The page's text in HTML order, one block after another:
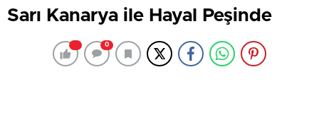
Sarı Kanarya ile Hayal Peşinde
0